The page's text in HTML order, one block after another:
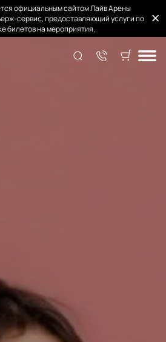
официальным сайтом Лайв Арены
сервис, предоставляющий услуги по
билетов на мероприятия.